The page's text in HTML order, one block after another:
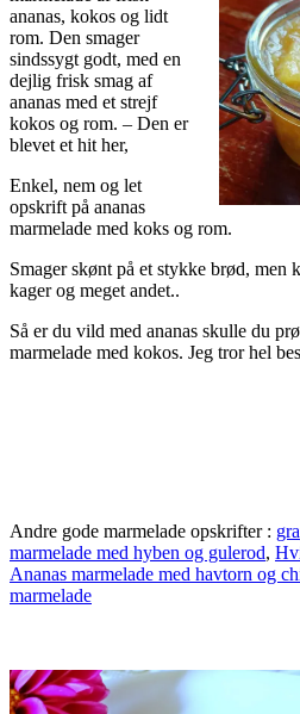
ananas, kokos og lidt
rom. Den smager
sindssygt godt, med en
dejlig frisk smag af
ananas med et strejf
kokos og rom. – Den er
blevet et hit her,
Enkel, nem og let
opskrift på ananas
marmelade med koks og rom.
Smager skønt på et stykke brød, men
kager og meget andet..
Så er du vild med ananas skulle du
marmelade med kokos. Jeg tror hel
Andre gode marmelade opskrifter :
marmelade med hyben og gulerod,
Ananas marmelade med havtorn og
marmelade